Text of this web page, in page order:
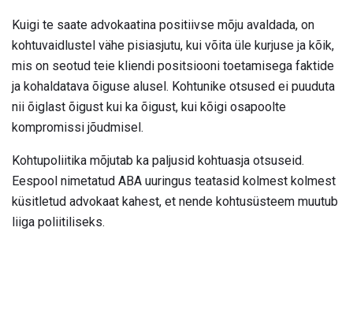
Kuigi te saate advokaatina positiivse mõju avaldada, on
kohtuvaidlustel vähe pisiasjutu, kui võita üle kurjuse ja kõik,
mis on seotud teie kliendi positsiooni toetamisega faktide
ja kohaldatava õiguse alusel. Kohtunike otsused ei puuduta
nii õiglast õigust kui ka õigust, kui kõigi osapoolte
kompromissi jõudmisel.
Kohtupoliitika mõjutab ka paljusid kohtuasja otsuseid.
Eespool nimetatud ABA uuringus teatasid kolmest kolmest
küsitletud advokaat kahest, et nende kohtusüsteem muutub
liiga poliitiliseks.